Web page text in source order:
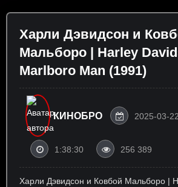
Харли Дэвидсон и
Мальборо | Harley
Marlboro Man (1991)
КИНОБРО 2025-03-
1:38:30 256 389
Харли Дэвидсон и Ковбой Мальборо |